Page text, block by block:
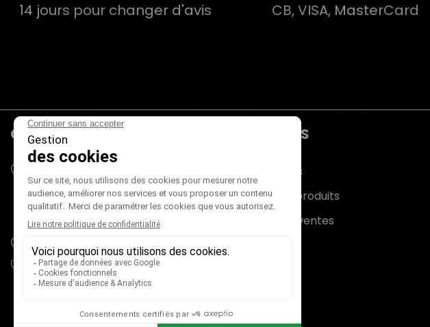
14 jours pour changer d'avis CB, VISA, MasterCard
CONTACTS
180 rue du Genevois
73000 CHAMBÉRY
France métropolitaine (+ Corse)
04 79 33 31 75
PRODUITS
Promotions
Nouveaux produits
Meilleures ventes